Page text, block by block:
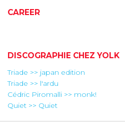
CAREER
DISCOGRAPHIE CHEZ YOLK
Triade >> japan edition
Triade >> l'ardu
Cédric Piromalli >> monk!
Quiet >> Quiet